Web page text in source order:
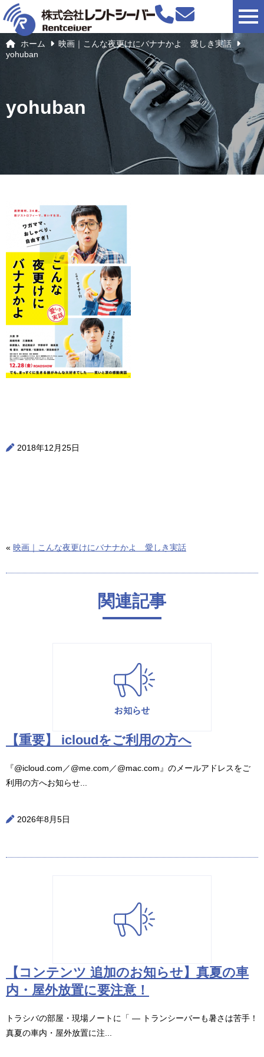
ホーム
映画｜こんな夜更けにバナナかよ 愛しき実話
yohuban
yohuban
2018年12月25日
« 映画｜こんな夜更けにバナナかよ 愛しき実話
関連記事
【重要】 icloudをご利用の方へ
『@icloud.com／@me.com／@mac.com』のメールアドレスをご
利用の方へお知らせ...
2026年8月5日
【コンテンツ 追加のお知らせ】真夏の車
内・屋外放置に要注意！
トラシバの部屋・現場ノートに「 ― トランシーバーも暑さは苦手！
真夏の車内・屋外放置に注...